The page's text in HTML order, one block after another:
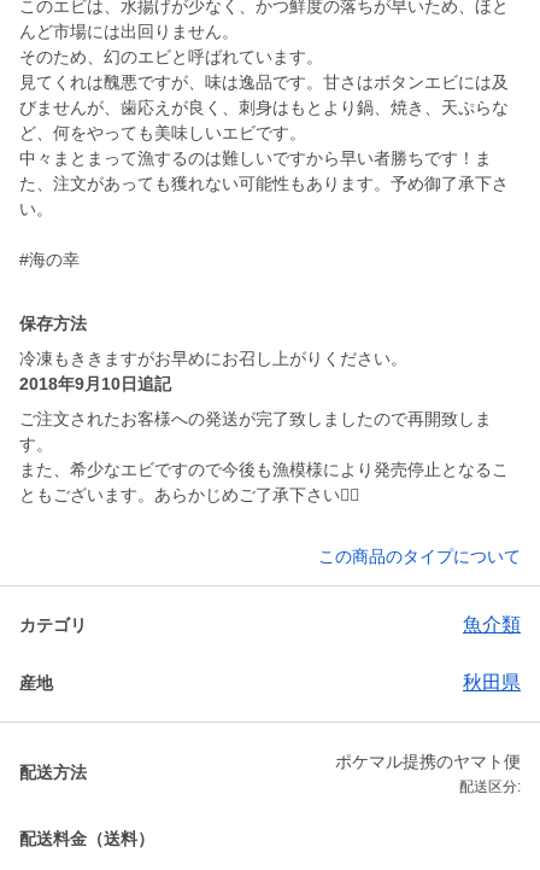
このエビは、水揚げが少なく、かつ鮮度の落ちが早いため、ほと
んど市場には出回りません。
そのため、幻のエビと呼ばれています。
見てくれは醜悪ですが、味は逸品です。甘さはボタンエビには及
びませんが、歯応えが良く、刺身はもとより鍋、焼き、天ぷらな
ど、何をやっても美味しいエビです。
中々まとまって漁するのは難しいですから早い者勝ちです！ま
た、注文があっても獲れない可能性もあります。予め御了承下さ
い。
#海の幸
保存方法
冷凍もききますがお早めにお召し上がりください。
2018年9月10日追記
ご注文されたお客様への発送が完了致しましたので再開致しま
す。
また、希少なエビですので今後も漁模様により発売停止となるこ
ともございます。あらかじめご了承下さい🙇‍♂️
この商品のタイプについて
カテゴリ 魚介類
産地 秋田県
配送方法
ポケマル提携のヤマト便
配送区分:
配送料金（送料）